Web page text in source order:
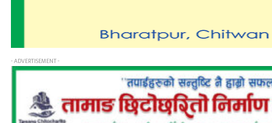
- ADVERTISEMENT -